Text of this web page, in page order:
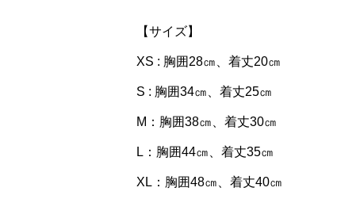
【サイズ】
XS : 胸囲28㎝、着丈20㎝
S : 胸囲34㎝、着丈25㎝
M：胸囲38㎝、着丈30㎝
L：胸囲44㎝、着丈35㎝
XL：胸囲48㎝、着丈40㎝